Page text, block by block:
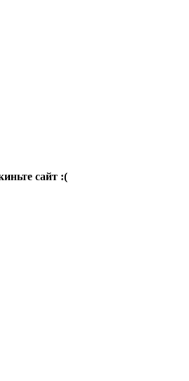
сайт :(